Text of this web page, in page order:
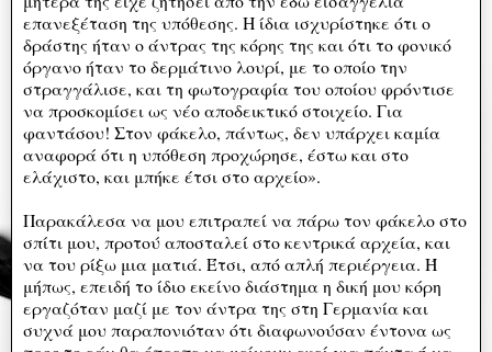
επανεξέταση της υπόθεσης. Η ίδια ισχυρίστηκε ότι ο
δράστης ήταν ο άντρας της κόρης της και ότι το φονικό
όργανο ήταν το δερμάτινο λουρί, με το οποίο την
στραγγάλισε, και τη φωτογραφία του οποίου φρόντισε
να προσκομίσει ως νέο αποδεικτικό στοιχείο. Για
φαντάσου! Στον φάκελο, πάντως, δεν υπάρχει καμία
αναφορά ότι η υπόθεση προχώρησε, έστω και στο
ελάχιστο, και μπήκε έτσι στο αρχείο».
Παρακάλεσα να μου επιτραπεί να πάρω τον φάκελο στο
σπίτι μου, προτού αποσταλεί στο κεντρικά αρχεία, και
να του ρίξω μια ματιά. Έτσι, από απλή περιέργεια. Ή
μήπως, επειδή το ίδιο εκείνο διάστημα η δική μου κόρη
εργαζόταν μαζί με τον άντρα της στη Γερμανία και
συχνά μου παραπονιόταν ότι διαφωνούσαν έντονα ως